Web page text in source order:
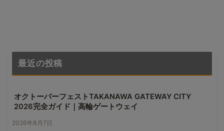
最近の投稿
オクトーバーフェストTAKANAWA GATEWAY CITY
2026完全ガイド｜高輪ゲートウェイ
2026年8月7日